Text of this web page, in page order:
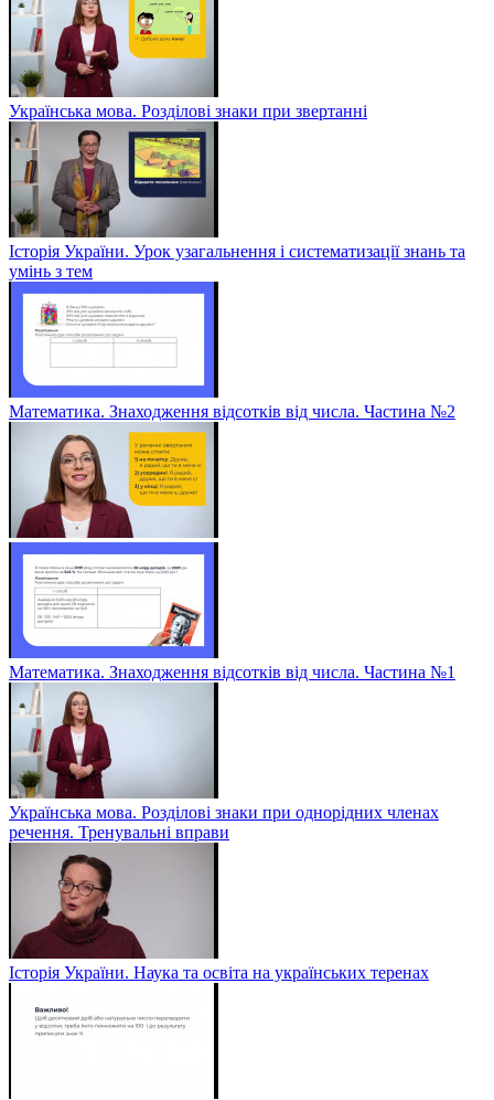
Українська мова. Розділові знаки при звертанні
Історія України. Урок узагальнення і систематизації знань та
умінь з тем
Математика. Знаходження відсотків від числа. Частина №2
Математика. Знаходження відсотків від числа. Частина №1
Українська мова. Розділові знаки при однорідних членах
речення. Тренувальні вправи
Історія України. Наука та освіта на українських теренах